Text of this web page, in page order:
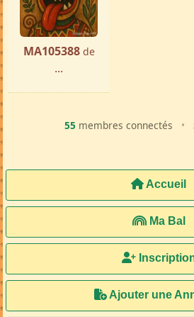
MA105388 de
...
55 membres connectés •
Accueil
Ma Bal
Ajouter une